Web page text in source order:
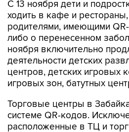
родителями, имеющими
либо о перенесенном
ноября включительно
деятельности детских
центров, детских игровых
игровых зон, батутных
Торговые центры в
расположенные в ТЦ и
продуктовые магазины и